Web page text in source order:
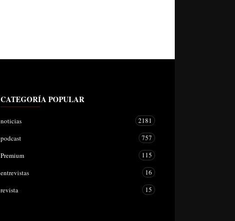
CATEGORÍA POPULAR
noticias
2181
podcast
757
Premium
115
entrevistas
16
revista
15